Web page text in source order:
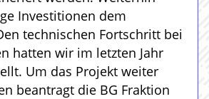
Investitionen dem
technischen Fortschritt bei
hatten wir im letzten Jahr
Um das Projekt weiter
beantragt die BG Fraktion